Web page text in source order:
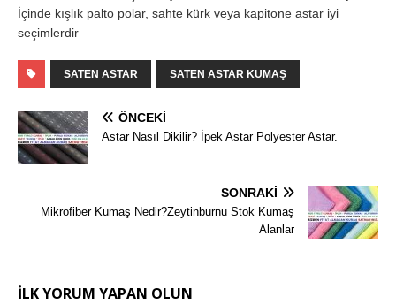
İçinde kışlık palto polar, sahte kürk veya kapitone astar iyi
seçimlerdir
SATEN ASTAR SATEN ASTAR KUMAŞ
ÖNCEKI
Astar Nasıl Dikilir? İpek Astar Polyester Astar.
SONRAKI
Mikrofiber Kumaş Nedir?Zeytinburnu Stok Kumaş
Alanlar
İLK YORUM YAPAN OLUN